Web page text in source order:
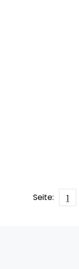
Seite: 1